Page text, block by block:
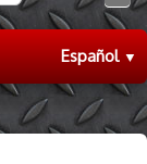
Español▼